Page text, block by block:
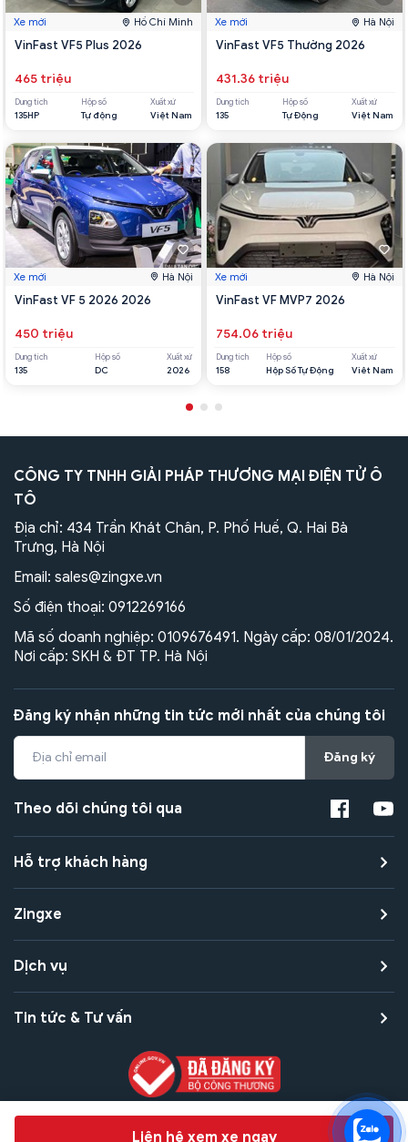
Chat hỗ trợ
Liên hệ xem xe ngay
Xe mới Hồ Chí Minh
VinFast VF5 Plus 2026
465 triệu
Dung tích
135HP
Hộp số
Tự động
Xuất xứ
Việt Nam
Xe mới Hà Nội
VinFast VF 5 2026 2026
450 triệu
Dung tích
135
Hộp số
DC
Xuất xứ
2026
Xe mới Hà Nội
VinFast VF5 Thường 2026
431.36 triệu
Dung tích
135
Hộp số
Tự Động
Xuất xứ
Việt Nam
Xe mới Hà Nội
VinFast VF MVP7 2026
754.06 triệu
Dung tích
158
Hộp số
Hộp Số Tự Động
Xuất xứ
Viêt Nam
CÔNG TY TNHH GIẢI PHÁP THƯƠNG MẠI ĐIỆN TỬ Ô
TÔ
Địa chỉ: 434 Trần Khát Chân, P. Phố Huế, Q. Hai Bà
Trưng, Hà Nội
Email: sales@zingxe.vn
Số điện thoại: 0912269166
Mã số doanh nghiệp: 0109676491. Ngày cấp: 08/01/2024.
Nơi cấp: SKH & ĐT TP. Hà Nội
Đăng ký nhận những tin tức mới nhất của chúng tôi
Đăng ký
Theo dõi chúng tôi qua
Hỗ trợ khách hàng
Zingxe
Dịch vụ
Tin tức & Tư vấn
Bảo mật quyền riêng tư Điều khoản sử dụng